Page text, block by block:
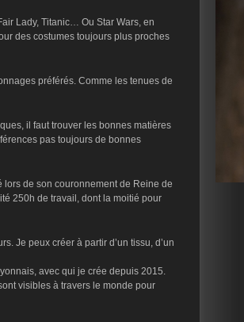
Lady, Titanic… Ou Star Wars, en
des costumes toujours plus proches
préférés. Comme les tenues de
il faut trouver les bonnes matières
pas toujours de bonnes
de son couronnement de Reine de
250h de travail, dont la moitié pour
Je peux créer à partir d’un tissu, d’un
avec qui je crée depuis 2015.
visibles à travers le monde pour